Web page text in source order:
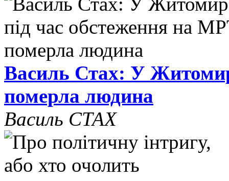
Василь Стах: У
померла людина
Василь СТАХ